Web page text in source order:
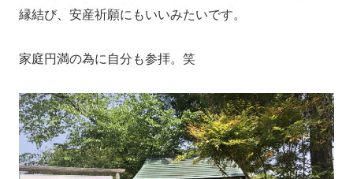
縁結び、安産祈願にもいいみたいです。
家庭円満の為に自分も参拝。笑